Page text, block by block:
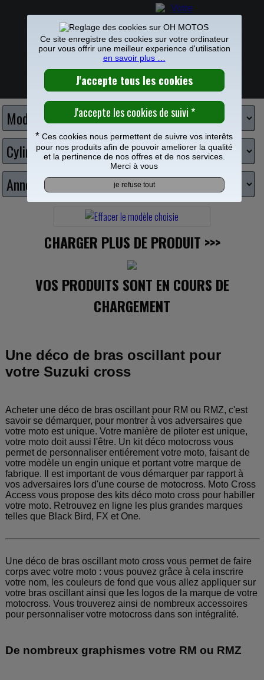
Frais de port offerts à partir de 49€
Kit deco Suzuki>Déco bras oscillant
Choisissez votre moto
CHARGER PLUS DE PRODUIT >>>
VOS PRODUITS SONT EN COURS DE
CHARGEMENT
Une déco de bras oscillant pour
votre Suzuki cross
Acheter une déco de bras oscillant pour RM ou RMZ, c'est
savoir se démarquer, pour montrer à vos adversaires que
votre moto est unique. Votre manière de piloter est unique,
votre moto doit aussi l'être. Un kit déco motocross vous
permet de personnaliser entiérement votre moto, faisant de
votre modèle un engin unique et portant votre marque de
fabrique. Il est important de vous démarquer par rapport à
vos adversaires lors d'une course de motocross. Moto Cross
Access vous propose des kits déco moto cross pour habiller
votre moto. Retrouvez en ligne les plus grandes marques
telles que Black Bird, FX et One.
Une déco de bras oscillant moto cross vous permet de faire
corps avec votre moto : vous pouvez grâce à cela inscrire
votre nom, les couleurs de fond que vous allez appliquer sur
votre bras oscillant ainsi que les logos de la marque de votre
motocross. Vous trouverez ainsi de nombreux accessoires
pour personnaliser votre motocross dans son intégralité.
De nombreux graphismes votre RM ou RMZ
Ce site enregistre des cookies sur votre ordinateur
pour vous offrir une meilleur experience d'utilisation
en savoir plus …
* Ces cookies nous permettent de suivre vos interêts
pour nos produits afin de pouvoir ameliorer la qualité
et la pertinence de nos offres et de nos services.
Merci à vous